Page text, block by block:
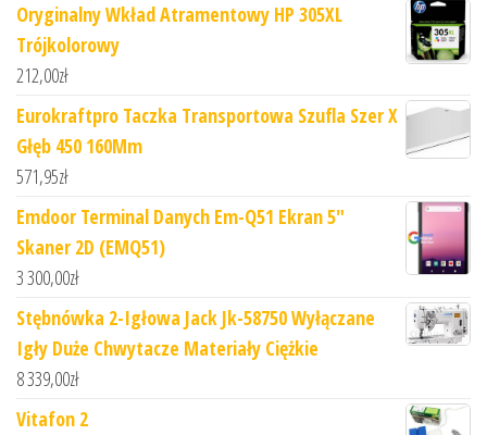
Oryginalny Wkład Atramentowy HP 305XL
Trójkolorowy
212,00zł
Eurokraftpro Taczka Transportowa Szufla Szer X
Głęb 450 160Mm
571,95zł
Emdoor Terminal Danych Em-Q51 Ekran 5"
Skaner 2D (EMQ51)
3 300,00zł
Stębnówka 2-Igłowa Jack Jk-58750 Wyłączane
Igły Duże Chwytacze Materiały Ciężkie
8 339,00zł
Vitafon 2